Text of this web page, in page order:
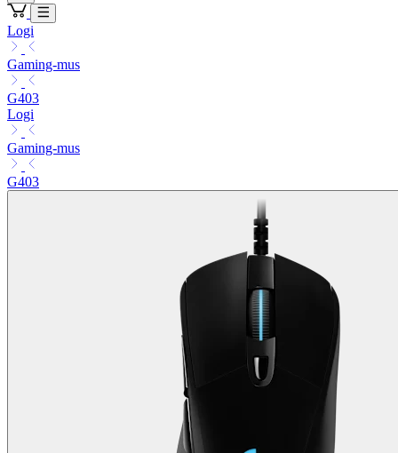
Logi
Gaming-mus
G403
Logi
Gaming-mus
G403